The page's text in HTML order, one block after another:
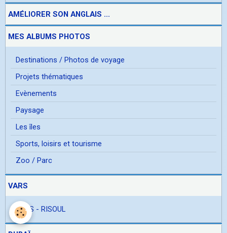
AMÉLIORER SON ANGLAIS ...
MES ALBUMS PHOTOS
Destinations / Photos de voyage
Projets thématiques
Evènements
Paysage
Les îles
Sports, loisirs et tourisme
Zoo / Parc
VARS
VARS - RISOUL